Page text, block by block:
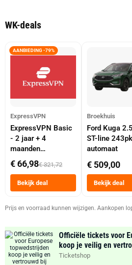
WK-deals
AANBIEDING -79%
ExpressVPN
ExpressVPN Basic
- 2 jaar + 4
maanden
abonnement
€ 66,98€ 321,72
Bekijk deal
Broekhuis
Ford Kuga
ST-line 243pk
automaat
€ 509,00
Bekijk deal
Prijs en voorraad kunnen wijzigen. Aankopen
Officiële tickets voor
koop je veilig en
Ticketshop